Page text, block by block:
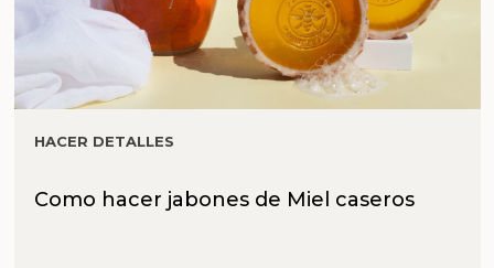
HACER DETALLES
Como hacer jabones de Miel caseros